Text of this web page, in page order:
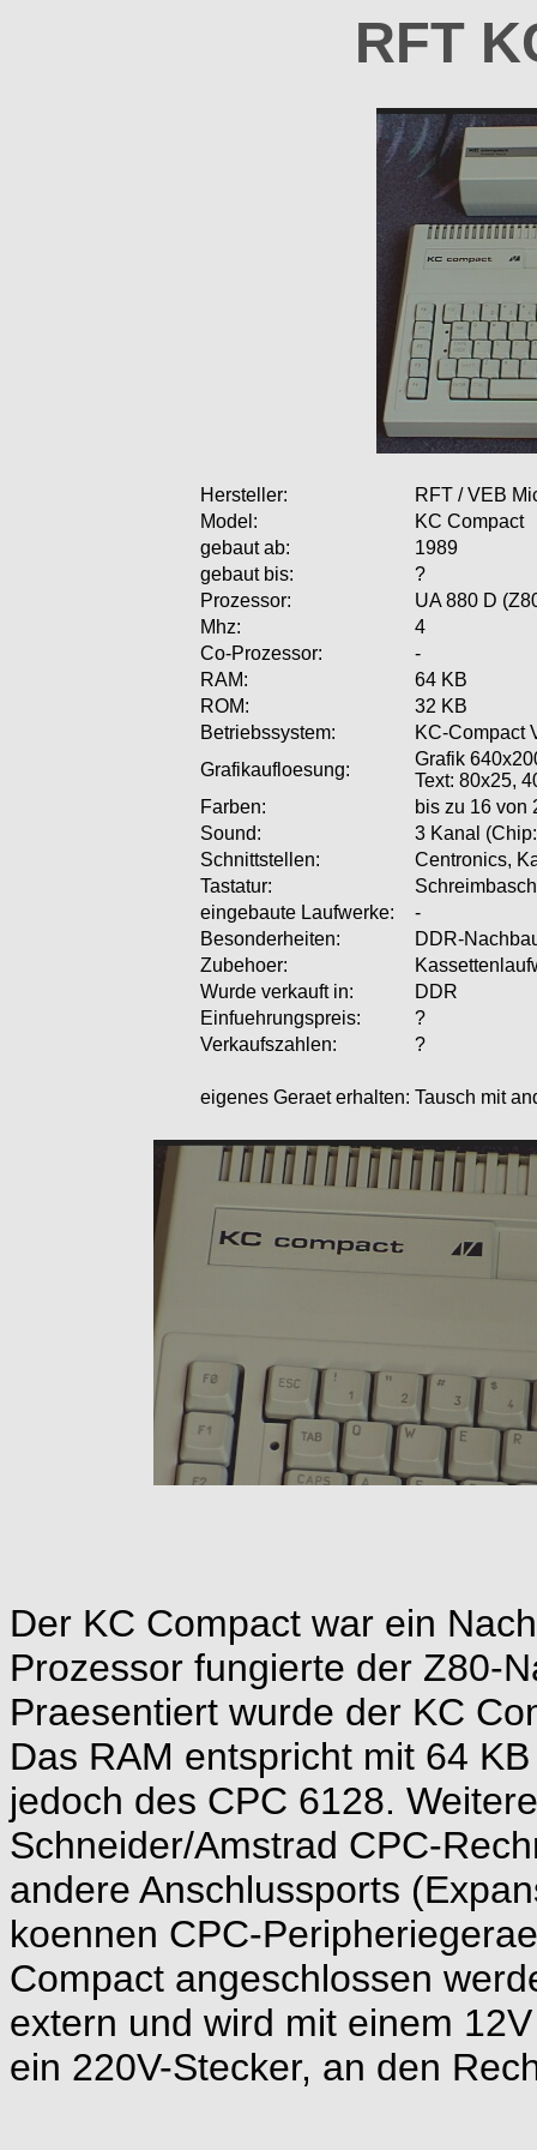
RFT
Hersteller:
RFT / VEB
Model:
KC Compact
gebaut ab:
1989
gebaut bis:
?
Prozessor:
UA 880 D
Mhz:
4
Co-Prozessor:
-
RAM:
64 KB
ROM:
32 KB
Betriebssystem:
KC-Compact
Grafikaufloesung:
Grafik
Text: 80x25,
Farben:
bis zu 16 von
Sound:
3 Kanal
Schnittstellen:
Centronics,
Tastatur:
eingebaute Laufwerke:
-
Besonderheiten:
DDR-
Zubehoer:
Wurde verkauft in:
DDR
Einfuehrungspreis:
?
Verkaufszahlen:
?
eigenes Geraet erhalten: Tausch mit
Der KC Compact war ein
Prozessor fungierte der Z80-
Praesentiert wurde der KC
Das RAM entspricht mit 64
jedoch des CPC 6128.
Schneider/Amstrad CPC-
andere Anschlussports
koennen CPC-
Compact angeschlossen
extern und wird mit einem
ein 220V-Stecker, an den